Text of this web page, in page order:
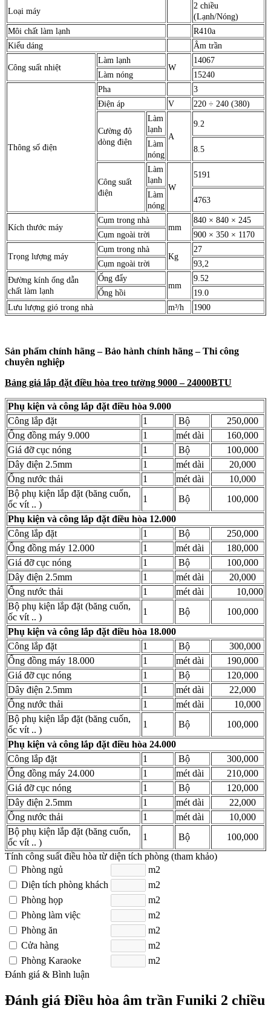
Loại máy
2 chiều
(Lạnh/Nóng)
Môi chất làm lạnh
R410a
Kiểu dáng
Âm trần
Công suất nhiệt
Làm lạnh
W
14067
Làm nóng
15240
Thông số điện
Pha
3
Điện áp
V 220 ÷ 240 (380)
Cường độ
dòng điện
Làm
lạnh
A
9.2
Làm
nóng
8.5
Công suất
điện
Làm
lạnh
W
5191
Làm
nóng
4763
Kích thước máy
Cụm trong nhà
mm
840 × 840 × 245
Cụm ngoài trời
900 × 350 × 1170
Trọng lượng máy
Cụm trong nhà
Kg
27
Cụm ngoài trời
93,2
Đường kính ống dẫn
chất làm lạnh
Ống đẩy
mm
9.52
Ống hồi
19.0
Lưu lượng gió trong nhà
m³/h 1900
Sản phẩm chính hãng – Bảo hành chính hãng – Thi công
chuyên nghiệp
Bảng giá lắp đặt điều hòa treo tường 9000 – 24000BTU
Phụ kiện và công lắp đặt điều hòa 9.000
Công lắp đặt
1 Bộ
250,000
Ống đồng máy 9.000
1 mét dài
160,000
Giá đỡ cục nóng
1 Bộ
100,000
Dây điện 2.5mm
1 mét dài
20,000
Ống nước thải
1 mét dài
10,000
Bộ phụ kiện lắp đặt (băng cuốn,
ốc vít .. )
1 Bộ
100,000
Phụ kiện và công lắp đặt điều hòa 12.000
Công lắp đặt
1 Bộ
250,000
Ống đồng máy 12.000
1 mét dài
180,000
Giá đỡ cục nóng
1 Bộ
100,000
Dây điện 2.5mm
1 mét dài
20,000
Ống nước thải
1 mét dài
10,000
Bộ phụ kiện lắp đặt (băng cuốn,
ốc vít .. )
1 Bộ
100,000
Phụ kiện và công lắp đặt điều hòa 18.000
Công lắp đặt
1 Bộ
300,000
Ống đồng máy 18.000
1 mét dài
190,000
Giá đỡ cục nóng
1 Bộ
120,000
Dây điện 2.5mm
1 mét dài
22,000
Ống nước thải
1 mét dài
10,000
Bộ phụ kiện lắp đặt (băng cuốn,
ốc vít .. )
1 Bộ
100,000
Phụ kiện và công lắp đặt điều hòa 24.000
Công lắp đặt
1 Bộ
300,000
Ống đồng máy 24.000
1 mét dài
210,000
Giá đỡ cục nóng
1 Bộ
120,000
Dây điện 2.5mm
1 mét dài
22,000
Ống nước thải
1 mét dài
10,000
Bộ phụ kiện lắp đặt (băng cuốn,
ốc vít .. )
1 Bộ
100,000
Tính công suất điều hòa từ diện tích phòng (tham khảo)
Phòng ngủ
m2
Diện tích phòng khách
m2
Phòng họp
m2
Phòng làm việc
m2
Phòng ăn
m2
Cửa hàng
m2
Phòng Karaoke
m2
Đánh giá & Bình luận
Đánh giá Điều hòa âm trần Funiki 2 chiều